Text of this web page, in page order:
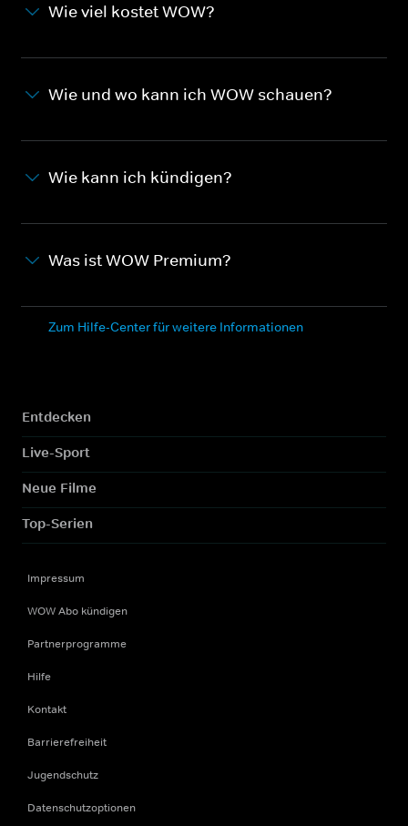
Wie viel kostet WOW?
Wie und wo kann ich WOW schauen?
Wie kann ich kündigen?
Was ist WOW Premium?
Zum Hilfe-Center für weitere Informationen
Entdecken
Live-Sport
Neue Filme
Top-Serien
Impressum
WOW Abo kündigen
Partnerprogramme
Hilfe
Kontakt
Barrierefreiheit
Jugendschutz
Datenschutzoptionen